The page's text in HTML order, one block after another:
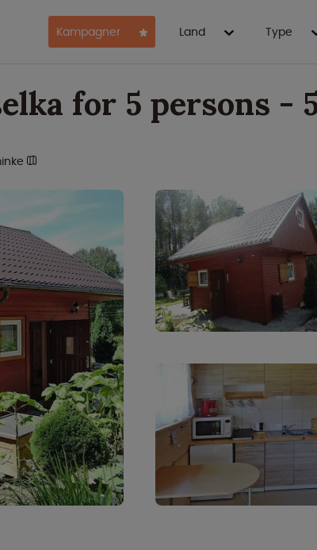
Kampagner Land Type
for 5 persons -